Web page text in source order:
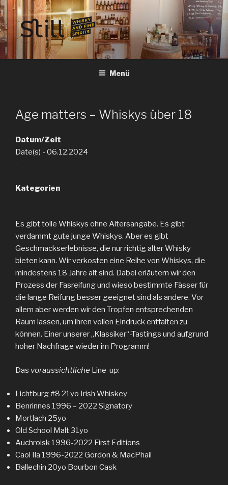
Zum
Inhalt
springen
STILL SPIRITS HILDESHEIM
Whisky, Rum, Gin, Cognac, Tequila und Tastings in Hildesheim
Menü
Age matters – Whiskys über 18
Datum/Zeit
Date(s) - 06.12.2024
-
Kategorien
Es gibt tolle Whiskys ohne Altersangabe. Es gibt
verdammt gute junge Whiskys. Aber es gibt
Geschmackserlebnisse, die nur richtig alter Whisky
bieten kann. Wir verkosten eine Reihe von Whiskys, die
mindestens 18 Jahre alt sind. Dabei erläutern wir den
Prozess der Fasreifung und wieso bestimmte Fässer für
die lange Reifung besser geeignet sind als andere. Vor
allem aber werden wir den Tropfen entsprechenden
Raum lassen, um ihren vollen Eindruck entfalten zu
können. Einer unserer „Klassiker“-Tastings und aufgrund
hoher Nachfrage wieder im Programm!
Das voraussichtliche Line-up:
Lichtburg #8 21yo Irish Whiskey
Benrinnes 1996 – 2022 Signatory
Mortlach 25yo
Old School Malt 31yo
Auchroisk 1996-2022 First Editions
Caol Ila 1996-2022 Gordon & MacPhail
Ballechin 20yo Bourbon Cask